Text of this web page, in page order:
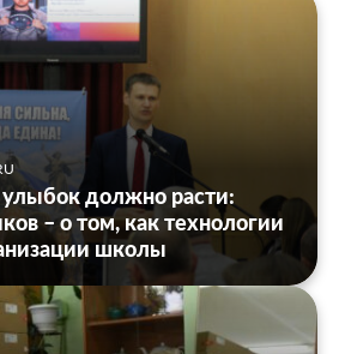
должно расти:
– о том, как технологии
школы